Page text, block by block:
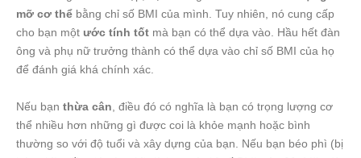
mỡ cơ thể bằng chỉ số BMI của mình. Tuy nhiên, nó cung cấp
cho bạn một ước tính tốt mà bạn có thể dựa vào. Hầu hết đàn
ông và phụ nữ trưởng thành có thể dựa vào chỉ số BMI của họ
để đánh giá khá chính xác.
Nếu bạn thừa cân , điều đó có nghĩa là bạn có trọng lượng cơ
thể nhiều hơn những gì được coi là khỏe mạnh hoặc bình
thường so với độ tuổi và xây dựng của bạn. Nếu bạn béo phì (bị